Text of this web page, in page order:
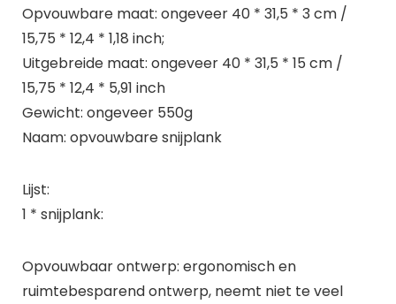
Opvouwbare maat: ongeveer 40 * 31,5 * 3 cm /
15,75 * 12,4 * 1,18 inch;
Uitgebreide maat: ongeveer 40 * 31,5 * 15 cm /
15,75 * 12,4 * 5,91 inch
Gewicht: ongeveer 550g
Naam: opvouwbare snijplank
Lijst:
1 * snijplank:
Opvouwbaar ontwerp: ergonomisch en
ruimtebesparend ontwerp, neemt niet te veel